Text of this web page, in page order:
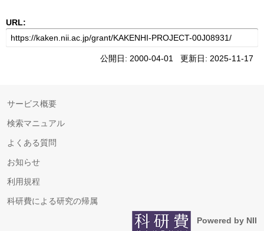
URL:
公開日: 2000-04-01 更新日: 2025-11-17
サービス概要
検索マニュアル
よくある質問
お知らせ
利用規程
科研費による研究の帰属
Powered by NII